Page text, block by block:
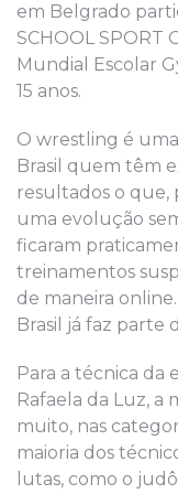
em Belgrado
SCHOOL SPORT
Mundial Escolar
15 anos.
O wrestling é
Brasil quem têm
resultados o que,
uma evolução
ficaram
treinamentos
de maneira
Brasil já faz parte
Para a técnica da
Rafaela da Luz, a
muito, nas
maioria dos
lutas, como o